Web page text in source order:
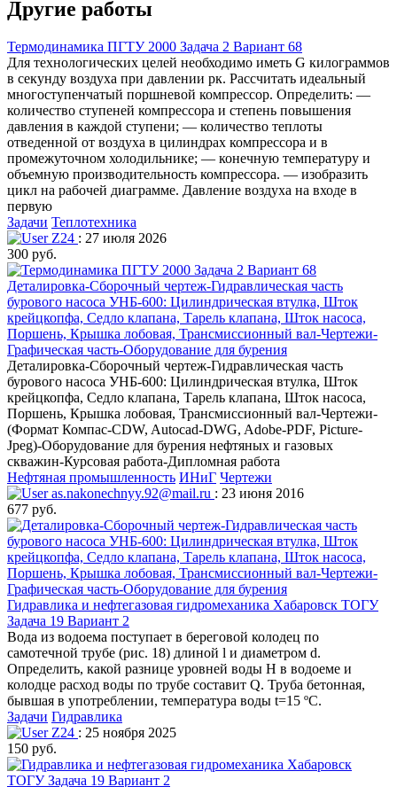
Другие работы
Термодинамика ПГТУ 2000 Задача 2 Вариант 68
Для технологических целей необходимо иметь G килограммов
в секунду воздуха при давлении рк. Рассчитать идеальный
многоступенчатый поршневой компрессор. Определить: —
количество ступеней компрессора и степень повышения
давления в каждой ступени; — количество теплоты
отведенной от воздуха в цилиндрах компрессора и в
промежуточном холодильнике; — конечную температуру и
объемную производительность компрессора. — изобразить
цикл на рабочей диаграмме. Давление воздуха на входе в
первую
Задачи Теплотехника
Z24 : 27 июля 2026
300 руб.
Деталировка-Сборочный чертеж-Гидравлическая часть
бурового насоса УНБ-600: Цилиндрическая втулка, Шток
крейцкопфа, Седло клапана, Тарель клапана, Шток насоса,
Поршень, Крышка лобовая, Трансмиссионный вал-Чертежи-
Графическая часть-Оборудование для бурения
Деталировка-Сборочный чертеж-Гидравлическая часть
бурового насоса УНБ-600: Цилиндрическая втулка, Шток
крейцкопфа, Седло клапана, Тарель клапана, Шток насоса,
Поршень, Крышка лобовая, Трансмиссионный вал-Чертежи-
(Формат Компас-CDW, Autocad-DWG, Adobe-PDF, Picture-
Jpeg)-Оборудование для бурения нефтяных и газовых
скважин-Курсовая работа-Дипломная работа
Нефтяная промышленность ИНиГ Чертежи
as.nakonechnyy.92@mail.ru : 23 июня 2016
677 руб.
Гидравлика и нефтегазовая гидромеханика Хабаровск ТОГУ
Задача 19 Вариант 2
Вода из водоема поступает в береговой колодец по
самотечной трубе (рис. 18) длиной l и диаметром d.
Определить, какой разнице уровней воды H в водоеме и
колодце расход воды по трубе составит Q. Труба бетонная,
бывшая в употреблении, температура воды t=15 ºC.
Задачи Гидравлика
Z24 : 25 ноября 2025
150 руб.